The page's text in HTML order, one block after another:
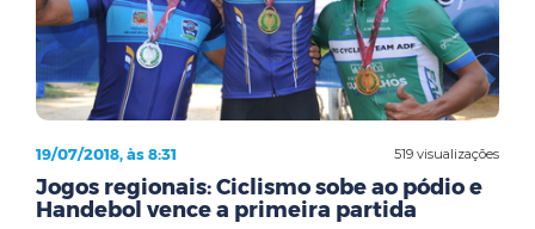
519 visualizações
19/07/2018, às 8:31
Jogos regionais: Ciclismo sobe ao pódio e
Handebol vence a primeira partida